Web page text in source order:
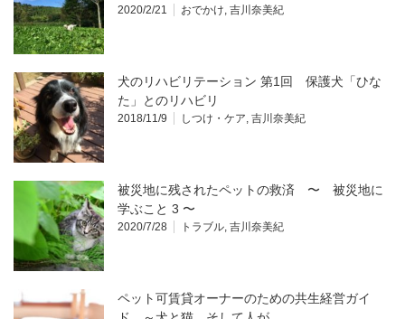
2020/2/21 おでかけ, 吉川奈美紀
犬のリハビリテーション 第1回 保護犬「ひな
た」とのリハビリ
2018/11/9 しつけ・ケア, 吉川奈美紀
被災地に残されたペットの救済 〜 被災地に
学ぶこと 3 〜
2020/7/28 トラブル, 吉川奈美紀
ペット可賃貸オーナーのための共生経営ガイ